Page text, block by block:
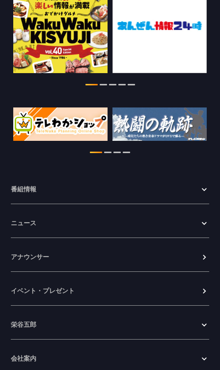
特別番組【8月】の情報を更新しました。
わかやま医療ナビの情報を更新しまし
た。
新しました。
2026.06.23
番組情報
ニュース
アナウンサー
イベント・プレゼント
栄谷五郎
会社案内